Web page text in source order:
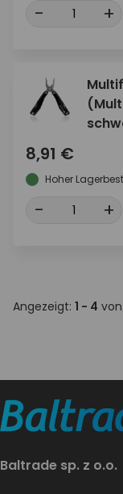
- +
8,91 €
Hoher
- +
Angezeigt: 1 - 4 von
Baltrade sp. z o.o.